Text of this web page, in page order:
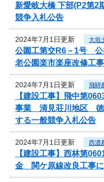
新愛岐大橋 下部(P2第2
競争入札公告
2024年7月1日更新 大垣
公園工第交R6－1号 公
老公園楽市楽座改修工
2024年7月1日更新 飛騨
【建設工事】飛中第
事業 清見荘川地区 徳
する一般競争入札公告
2024年7月1日更新 西濃
【建設工事】西林第
金 関ケ原線改良工事